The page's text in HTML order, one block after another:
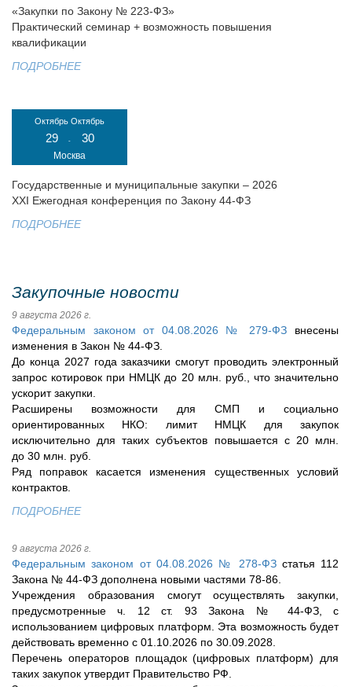
«Закупки по Закону № 223-ФЗ»
Практический семинар + возможность повышения
квалификации
ПОДРОБНЕЕ
Октябрь
29 -
Октябрь
30
Москва
Государственные и муниципальные закупки – 2026
XXI Ежегодная конференция по Закону 44-ФЗ
ПОДРОБНЕЕ
Закупочные новости
9 августа 2026 г.
Федеральным законом от 04.08.2026 № 279-ФЗ внесены
изменения в Закон № 44-ФЗ.
До конца 2027 года заказчики смогут проводить электронный
запрос котировок при НМЦК до 20 млн. руб., что значительно
ускорит закупки.
Расширены возможности для СМП и социально
ориентированных НКО: лимит НМЦК для закупок
исключительно для таких субъектов повышается с 20 млн.
до 30 млн. руб.
Ряд поправок касается изменения существенных условий
контрактов.
ПОДРОБНЕЕ
9 августа 2026 г.
Федеральным законом от 04.08.2026 № 278-ФЗстатья 112
Закона № 44-ФЗ дополнена новыми частями 78-86.
Учреждения образования смогут осуществлять закупки,
предусмотренные ч. 12 ст. 93 Закона № 44-ФЗ, с
использованием цифровых платформ. Эта возможность будет
действовать временно с 01.10.2026 по 30.09.2028.
Перечень операторов площадок (цифровых платформ) для
таких закупок утвердит Правительство РФ.